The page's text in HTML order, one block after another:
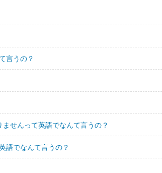
言うの？
せんって英語でなんて言うの？
語でなんて言うの？